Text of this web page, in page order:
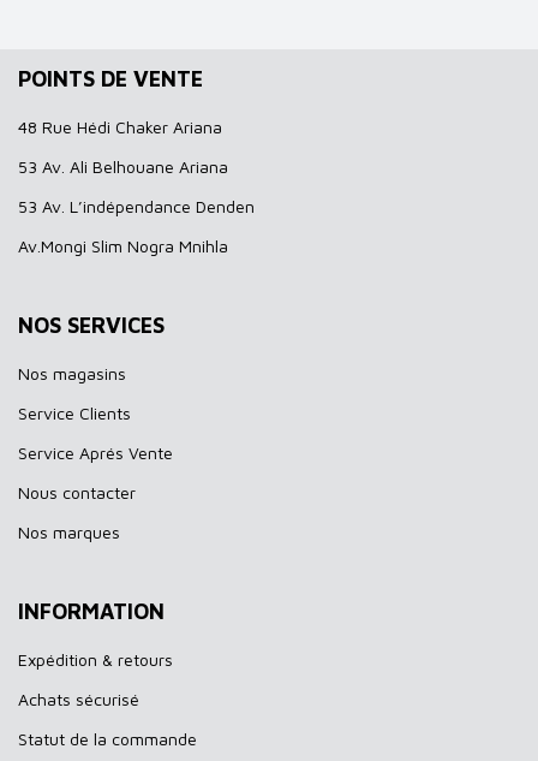
POINTS DE VENTE
48 Rue Hédi Chaker Ariana
53 Av. Ali Belhouane Ariana
53 Av. L’indépendance Denden
Av.Mongi Slim Nogra Mnihla
NOS SERVICES
Nos magasins
Service Clients
Service Aprés Vente
Nous contacter
Nos marques
INFORMATION
Expédition & retours
Achats sécurisé
Statut de la commande